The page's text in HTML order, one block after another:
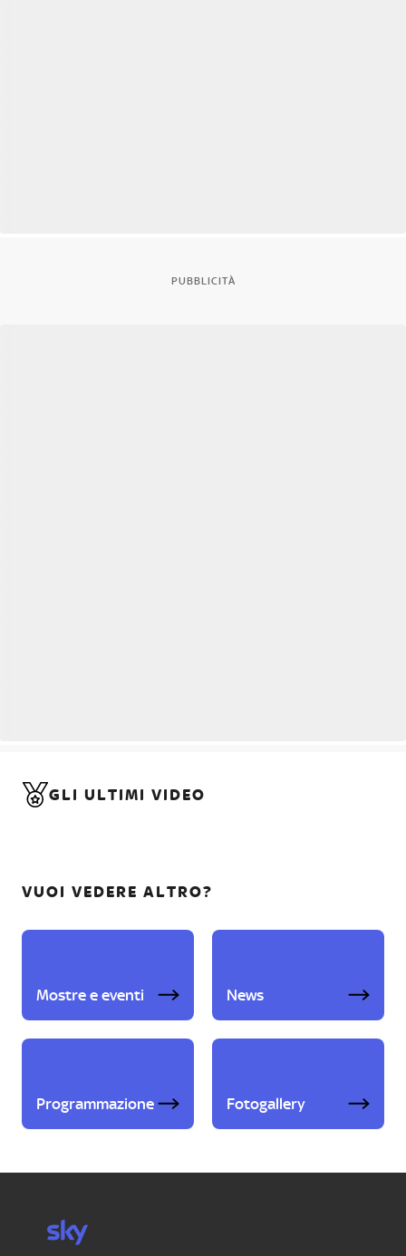
PUBBLICITÀ
GLI ULTIMI VIDEO
VUOI VEDERE ALTRO?
Mostre e eventi News
Programmazione Fotogallery